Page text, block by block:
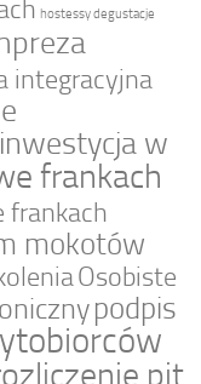
hostessy degustacje
integracyjna
inwestycja w
frankach
frankach
mokotów
Osobiste
podpis
pit